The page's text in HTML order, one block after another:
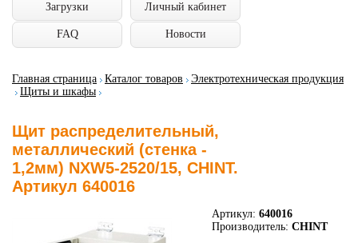
Загрузки Личный кабинет
FAQ Новости
Главная страница Каталог товаров
Электротехническая продукция
Щиты и шкафы
Щит распределительный,
металлический (стенка -
1,2мм) NXW5-2520/15, CHINT.
Артикул 640016
Артикул: 640016
Производитель: CHINT